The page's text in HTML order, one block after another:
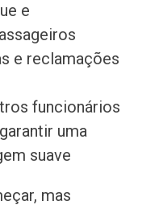
e
e reclamações
funcionários
uma
suave
mas